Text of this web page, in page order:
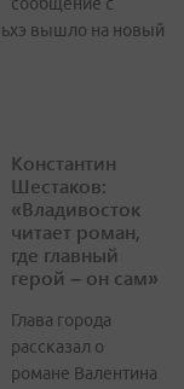
сообщение с
вышло на новый
Константин
Шестаков:
«Владивосток
читает роман,
где главный
герой – он сам»
Глава города
рассказал о
романе Валентина